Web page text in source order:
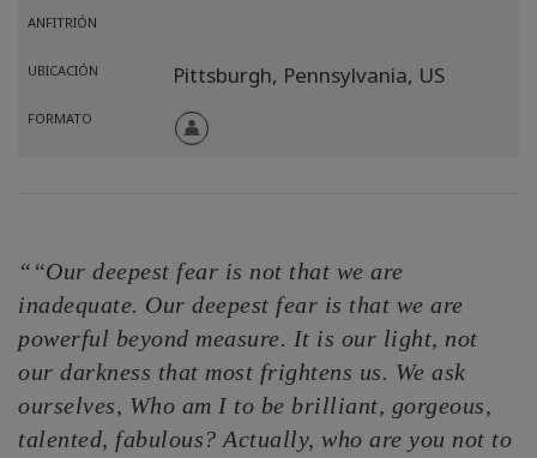
ANFITRIÓN
UBICACIÓN Pittsburgh, Pennsylvania, US
FORMATO
““Our deepest fear is not that we are
inadequate. Our deepest fear is that we are
powerful beyond measure. It is our light, not
our darkness that most frightens us. We ask
ourselves, Who am I to be brilliant, gorgeous,
talented, fabulous? Actually, who are you not to